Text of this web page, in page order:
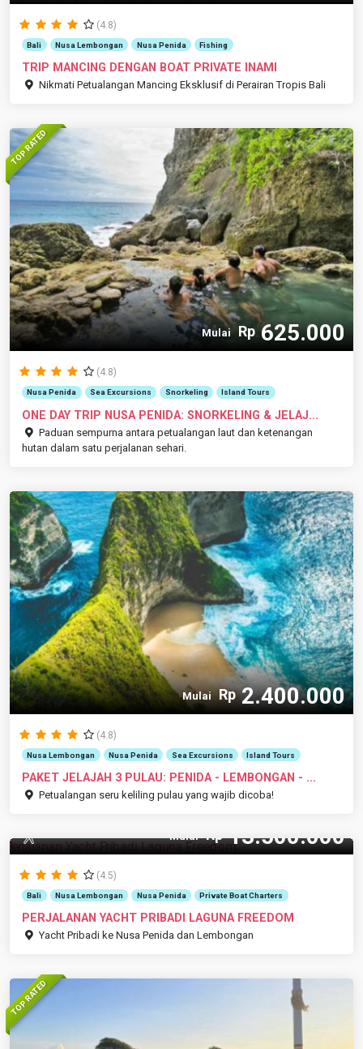
(4.8)
Bali Nusa Lembongan Nusa Penida Fishing
TRIP MANCING DENGAN BOAT PRIVATE INAMI
Nikmati Petualangan Mancing Eksklusif di Perairan Tropis Bali
TOP RATED
Mulai Rp625.000
(4.8)
Nusa Penida Sea Excursions Snorkeling Island Tours
ONE DAY TRIP NUSA PENIDA: SNORKELING & JELAJ...
Paduan sempurna antara petualangan laut dan ketenangan
hutan dalam satu perjalanan sehari.
Mulai Rp2.400.000
(4.8)
Nusa Lembongan Nusa Penida Sea Excursions Island Tours
PAKET JELAJAH 3 PULAU: PENIDA - LEMBONGAN - ...
Petualangan seru keliling pulau yang wajib dicoba!
Mulai Rp13.500.000
(4.5)
Bali Nusa Lembongan Nusa Penida Private Boat Charters
PERJALANAN YACHT PRIBADI LAGUNA FREEDOM
Yacht Pribadi ke Nusa Penida dan Lembongan
TOP RATED